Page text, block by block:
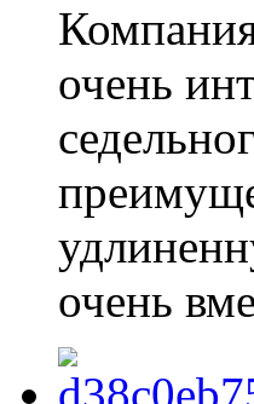
очень
очень